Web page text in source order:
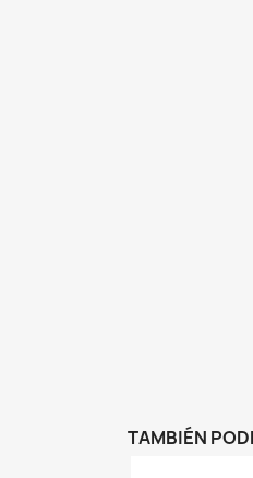
TAMBIÉN